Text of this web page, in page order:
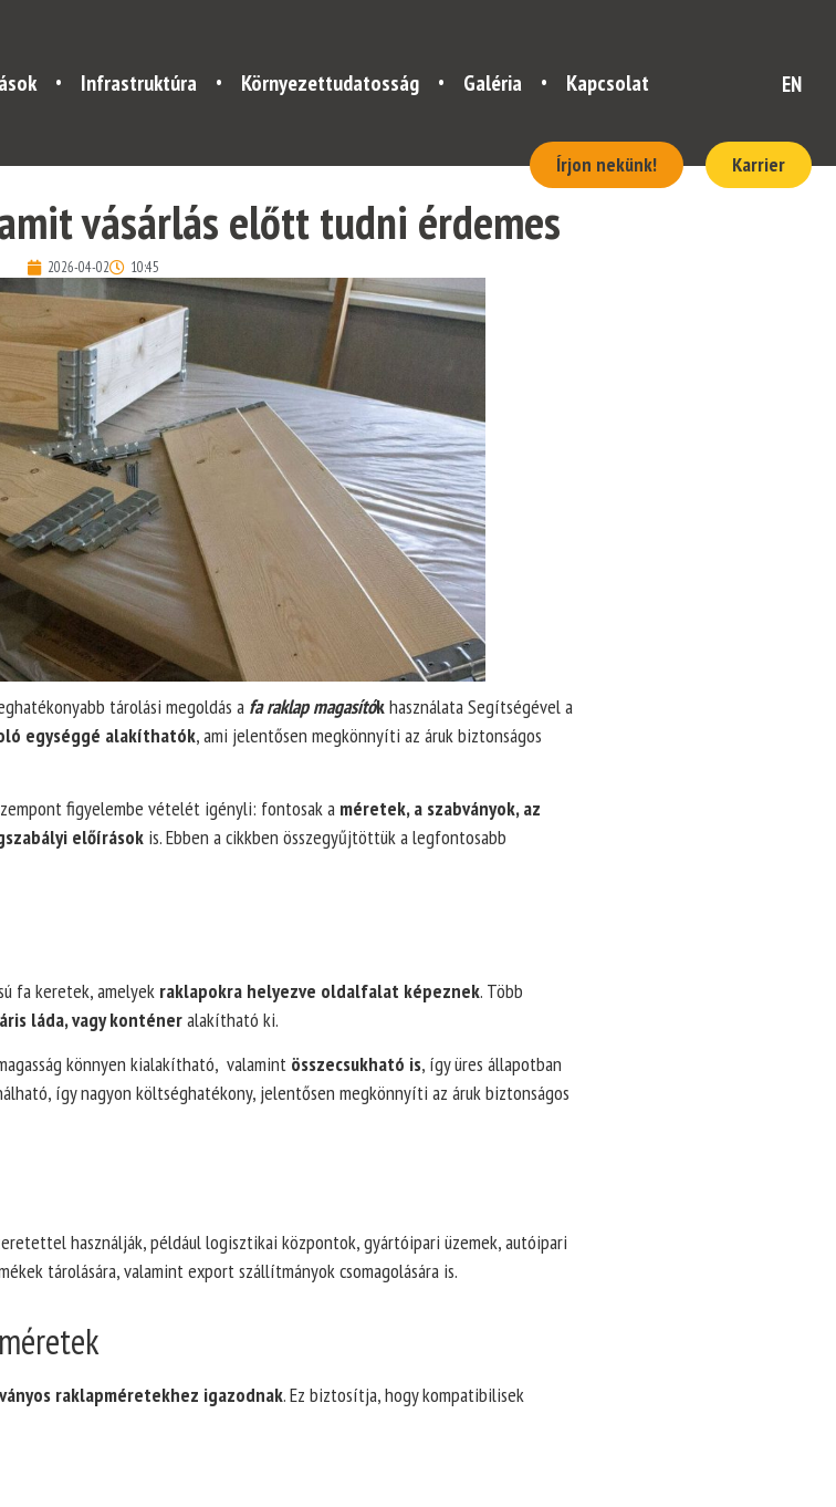
Infrastruktúra Környezettudatosság Galéria Kapcsolat EN
Írjon nekünk! Karrier
vásárlás előtt tudni érdemes
2026-04-02 10:45
tárolási megoldás a fa raklap magasítókhasználata Segítségével a
egységgé alakíthatók, ami jelentősen megkönnyíti az áruk biztonságos
figyelembe vételét igényli: fontosak a méretek, a szabványok, az
előírások is. Ebben a cikkben összegyűjtöttük a legfontosabb
fa keretek, amelyek raklapokra helyezve oldalfalat képeznek. Több
láda, vagy konténeralakítható ki.
könnyen kialakítható, valamint összecsukható is, így üres állapotban
így nagyon költséghatékony, jelentősen megkönnyíti az áruk biztonságos
használják, például logisztikai központok, gyártóipari üzemek, autóipari
tárolására, valamint export szállítmányok csomagolására is.
raklapméretekhez igazodnak. Ez biztosítja, hogy kompatibilisek